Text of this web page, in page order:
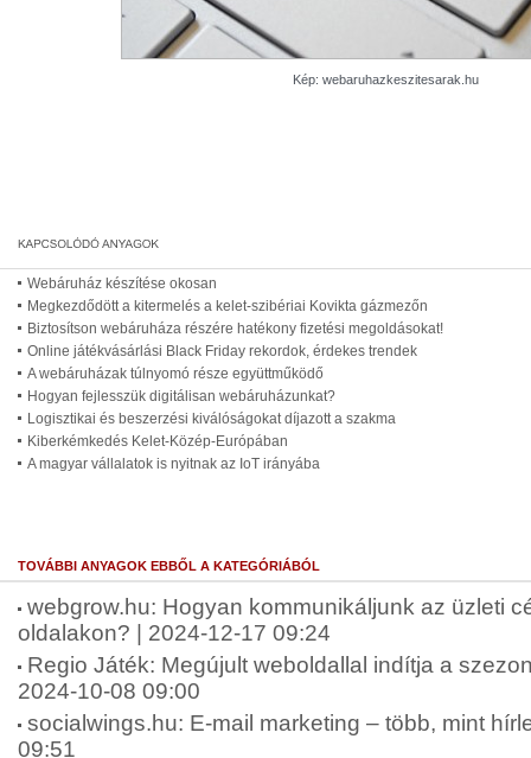
Kép: webaruhazkeszitesarak.hu
Webáruház készítése okosan
Megkezdődött a kitermelés a kelet-szibériai Kovikta gázmezőn
Biztosítson webáruháza részére hatékony fizetési megoldásokat!
Online játékvásárlási Black Friday rekordok, érdekes trendek
A webáruházak túlnyomó része együttműködő
Hogyan fejlesszük digitálisan webáruházunkat?
Logisztikai és beszerzési kiválóságokat díjazott a szakma
Kiberkémkedés Kelet-Közép-Európában
A magyar vállalatok is nyitnak az IoT irányába
TOVÁBBI ANYAGOK EBBŐL A KATEGÓRIÁBÓL
webgrow.hu: Hogyan kommunikáljunk az üzleti
oldalakon? | 2024-12-17 09:24
Regio Játék: Megújult weboldallal indítja a
2024-10-08 09:00
socialwings.hu: E-mail marketing – több, mint
09:51